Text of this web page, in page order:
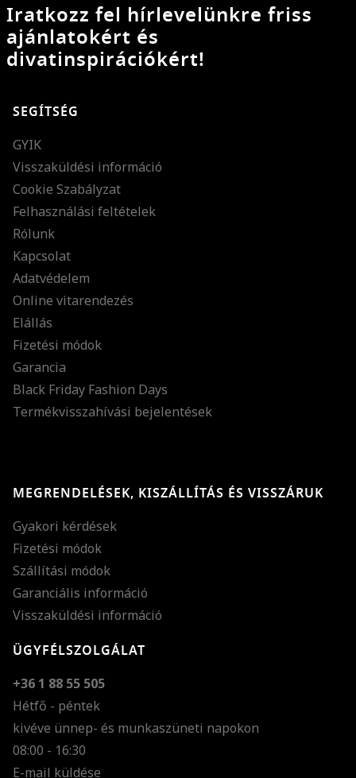
Iratkozz fel hírlevelünkre friss
ajánlatokért és
divatinspirációkért!
SEGÍTSÉG
GYIK
Visszaküldési információ
Cookie Szabályzat
Felhasználási feltételek
Rólunk
Kapcsolat
Adatvédelem
Online vitarendezés
Elállás
Fizetési módok
Garancia
Black Friday Fashion Days
Termékvisszahívási bejelentések
MEGRENDELÉSEK, KISZÁLLÍTÁS ÉS VISSZÁRUK
Gyakori kérdések
Fizetési módok
Szállítási módok
Garanciális információ
Visszaküldési információ
ÜGYFÉLSZOLGÁLAT
+36 1 88 55 505
Hétfő - péntek
kivéve ünnep- és munkaszüneti napokon
08:00 - 16:30
E-mail küldése